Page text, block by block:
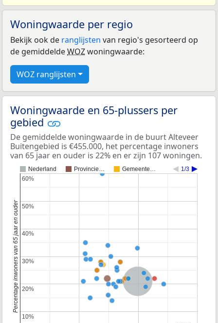
Woningwaarde per regio
Bekijk ook de ranglijsten van regio's gesorteerd op
de gemiddeldeWOZwoningwaarde:
WOZ ranglijsten
Woningwaarde en 65-plussers per
gebied
De gemiddelde woningwaarde in de buurt Alteveer
Buitengebied is €455.000, het percentage inwoners
van 65 jaar en ouder is 22% en er zijn 107 woningen.
Nederland Provincie… Gemeente… 1/3
Nederland
10%
10%
20%
20%
30%
30%
40%
40%
50%
50%
60%
60%
Percentage inwoners van 65 jaar en ouder